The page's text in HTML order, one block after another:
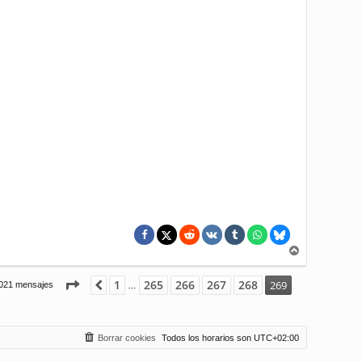
r
mensajes Página 269 de269
Anterior
1 … 265 266 267 268 269
Todos los horarios son UTC+02:00
Borrar cookies